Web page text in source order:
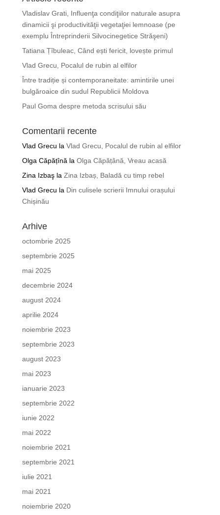
Vladislav Grati, Influenţa condiţiilor naturale asupra
dinamicii şi productivităţii vegetaţiei lemnoase (pe
exemplu Întreprinderii Silvocinegetice Străşeni)
Tatiana Țîbuleac, Când ești fericit, lovește primul
Vlad Grecu, Pocalul de rubin al elfilor
Între tradiție și contemporaneitate: amintirile unei
bulgăroaice din sudul Republicii Moldova
Paul Goma despre metoda scrisului său
Comentarii recente
Vlad Grecu la Vlad Grecu, Pocalul de rubin al elfilor
Olga Căpățînă la Olga Căpățână, Vreau acasă
Zina Izbaşla Zina Izbaș, Baladă cu timp rebel
Vlad Grecu la Din culisele scrierii Imnului orașului
Chișinău
Arhive
octombrie 2025
septembrie 2025
mai 2025
decembrie 2024
august 2024
aprilie 2024
noiembrie 2023
septembrie 2023
august 2023
mai 2023
ianuarie 2023
septembrie 2022
iunie 2022
mai 2022
noiembrie 2021
septembrie 2021
iulie 2021
mai 2021
noiembrie 2020